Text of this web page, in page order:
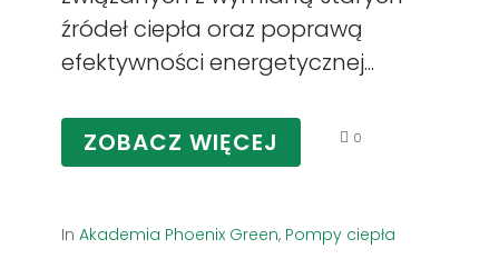
źródeł ciepła oraz poprawą
efektywności energetycznej...
ZOBACZ WIĘCEJ 0
In Akademia Phoenix Green, Pompy ciepła